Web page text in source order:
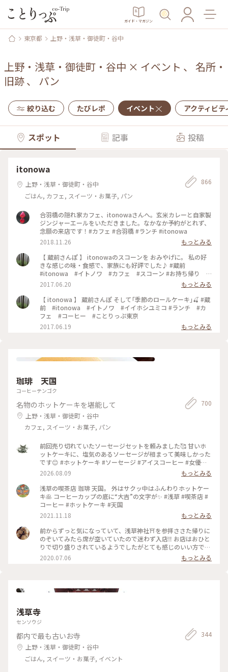
ガイド・マガジン
東京都 上野・浅草・御徒町・谷中
上野・浅草・御徒町・谷中 × イベント 、 名所・
旧跡、 パン
絞り込む たびレポ イベント アクティビテ
スポット 記事 投稿
itonowa
上野・浅草・御徒町・谷中
ごはん, カフェ, スイーツ・お菓子, パン
866
合羽橋の隠れ家カフェ、itonowaさんへ。玄米カレーと自家製
ジンジャーエールをいただきました。なかなか予約がとれず、
念願の来店です！#カフェ #合羽橋 #ランチ #itonowa
2018.11.26
もっとみる
【 蔵前さんぽ 】 itonowaのスコーンを おみやげに。 私の好
きな感じの味・食感で、家族にも好評でした♪ #蔵前
#itonowa #イトノワ #カフェ #スコーン #お持ち帰り #
おみやげ
2017.06.20
もっとみる
【 itonowa 】 蔵前さんぽ そして｢季節のロールケーキ｣🍒 #蔵
前 #itonowa #イトノワ #イイホシユミコ #ランチ #カ
フェ #コーヒー #ことりっぷ東京
2017.06.19
もっとみる
珈琲 天国
コーヒーテンゴク
名物のホットケーキを堪能して
上野・浅草・御徒町・谷中
カフェ, スイーツ・お菓子, パン
700
前回売り切れていたソーセージセットを頼みました🥰 甘いホ
ットケーキに、塩気のあるソーセージが相まって美味しかった
です😊 #ホットケーキ #ソーセージ #アイスコーヒー #女優め
し
2026.08.09
もっとみる
浅草の喫茶店 珈琲 天国。 外はサクッ中はふんわりホットケー
キ🥞 コーヒーカップの底に“大吉”の文字が✨ #浅草 #喫茶店 #
コーヒー #ホットケーキ #天国
2021.11.18
もっとみる
前からずっと気になっていて、浅草神社⛩を参拝ささた帰りに
のぞいてみたら席が空いていたので迷わず入店‼️ お店はおひと
りで切り盛りされているようでしたがとても感じのいい方で、
ホットケーキ🥞は昔ながらの素朴なかんじがコーヒー☕️によく
合って美味しかった😆💕
2020.07.06 もっとみる
浅草寺
センソウジ
都内で最も古いお寺
上野・浅草・御徒町・谷中
ごはん, スイーツ・お菓子, イベント
344